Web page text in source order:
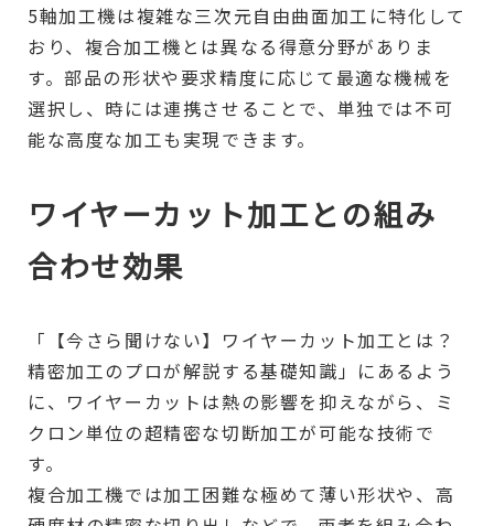
5軸加工機は複雑な三次元自由曲面加工に特化して
おり、複合加工機とは異なる得意分野がありま
す。部品の形状や要求精度に応じて最適な機械を
選択し、時には連携させることで、単独では不可
能な高度な加工も実現できます。
ワイヤーカット加工との組み
合わせ効果
「【今さら聞けない】ワイヤーカット加工とは？
精密加工のプロが解説する基礎知識」にあるよう
に、ワイヤーカットは熱の影響を抑えながら、ミ
クロン単位の超精密な切断加工が可能な技術で
す。
複合加工機では加工困難な極めて薄い形状や、高